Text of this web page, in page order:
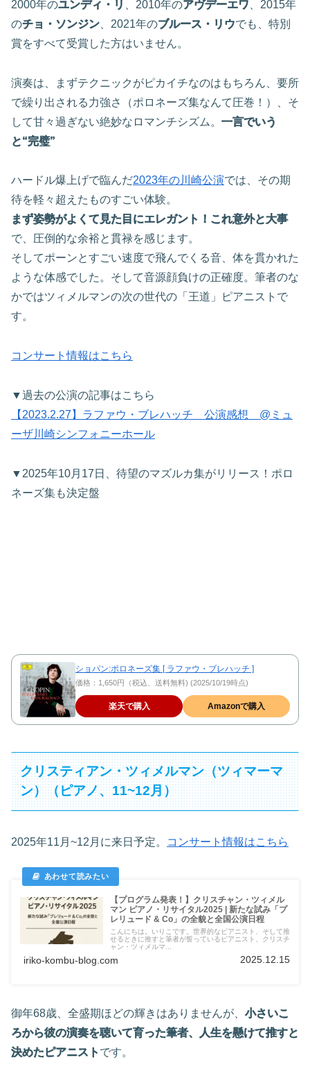
2000年のユンディ・リ 、2010年のアヴデーエワ 、2015年
のチョ・ソンジン 、2021年のブルース・リウでも、特別
賞をすべて受賞した方はいません。
演奏は、まずテクニックがピカイチなのはもちろん、要所
で繰り出される力強さ（ポロネーズ集なんて圧巻！）、そ
して甘々過ぎない絶妙なロマンチシズム。 一言でいう
と“完璧”
ハードル爆上げで臨んだ2023年の川崎公演では、その期
待を軽々超えたものすごい体験。
まず姿勢がよくて見た目にエレガント！これ意外と大事
で、圧倒的な余裕と貫禄を感じます。
そしてポーンとすごい速度で飛んでくる音、体を貫かれた
ような体感でした。そして音源顔負けの正確度。筆者のな
かではツィメルマンの次の世代の「王道」ピアニストで
す。
コンサート情報はこちら
▼過去の公演の記事はこちら
【2023.2.27】ラファウ・ブレハッチ 公演感想 @ミュ
ーザ川崎シンフォニーホール
▼2025年10月17日、待望のマズルカ集がリリース！ポロ
ネーズ集も決定盤
ショパン:ポロネーズ集 [ ラファウ・ブレハッチ ]
価格：1,650円（税込、送料無料) (2025/10/19時点)
楽天で購入 Amazonで購入
クリスティアン・ツィメルマン（ツィマーマ
ン）（ピアノ、11~12月）
2025年11月~12月に来日予定。 コンサート情報はこちら
【プログラム発表！】クリスチャン・ツィメル
マン ピアノ・リサイタル2025 | 新たな試み「プ
レリュード & Co」の全貌と全国公演日程
こんにちは。いりこです。世界的なピアニスト、そして推
せるときに推すと筆者が誓っているピアニスト、クリスチ
ャン・ツィメルマ...
iriko-kombu-blog.com 2025.12.15
御年68歳、全盛期ほどの輝きはありませんが、小さいこ
ろから彼の演奏を聴いて育った筆者、人生を懸けて推すと
決めたピアニストです。